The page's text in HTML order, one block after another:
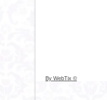
© By WebTix